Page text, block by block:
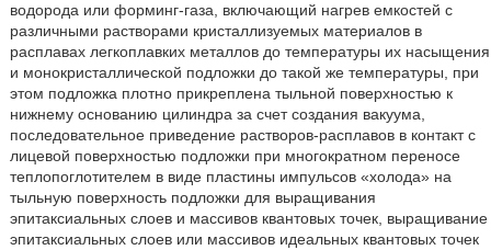
водорода или форминг-газа, включающий нагрев емкостей с
различными растворами кристаллизуемых материалов в
расплавах легкоплавких металлов до температуры их насыщения
и монокристаллической подложки до такой же температуры, при
этом подложка плотно прикреплена тыльной поверхностью к
нижнему основанию цилиндра за счет создания вакуума,
последовательное приведение растворов-расплавов в контакт с
лицевой поверхностью подложки при многократном переносе
теплопоглотителем в виде пластины импульсов «холода» на
тыльную поверхность подложки для выращивания
эпитаксиальных слоев и массивов квантовых точек, выращивание
эпитаксиальных слоев или массивов идеальных квантовых точек